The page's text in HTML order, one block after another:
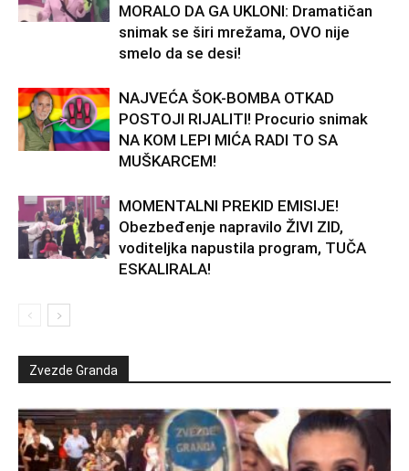
MORALO DA GA UKLONI: Dramatičan
snimak se širi mrežama, OVO nije
smelo da se desi!
NAJVEĆA ŠOK-BOMBA OTKAD
POSTOJI RIJALITI! Procurio snimak
NA KOM LEPI MIĆA RADI TO SA
MUŠKARCEM!
MOMENTALNI PREKID EMISIJE!
Obezbeđenje napravilo ŽIVI ZID,
voditeljka napustila program, TUČA
ESKALIRALA!
Zvezde Granda